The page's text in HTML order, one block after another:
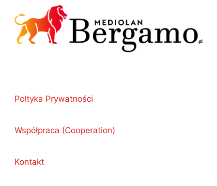
Poltyka Prywatności
Współpraca (Cooperation)
Kontakt